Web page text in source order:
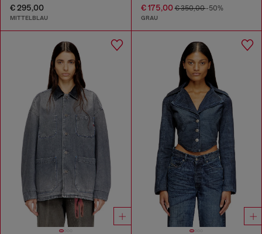
€ 295,00
MITTELBLAU
€ 175,00€ 350,00-50%
GRAU